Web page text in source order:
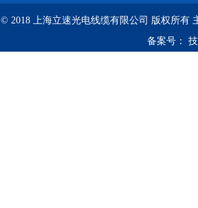
© 2018 上海立速光电线缆有限公司 版权所有
备案号：